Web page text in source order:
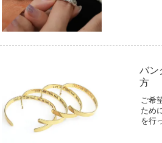
バン
方
ご希
ため
を行